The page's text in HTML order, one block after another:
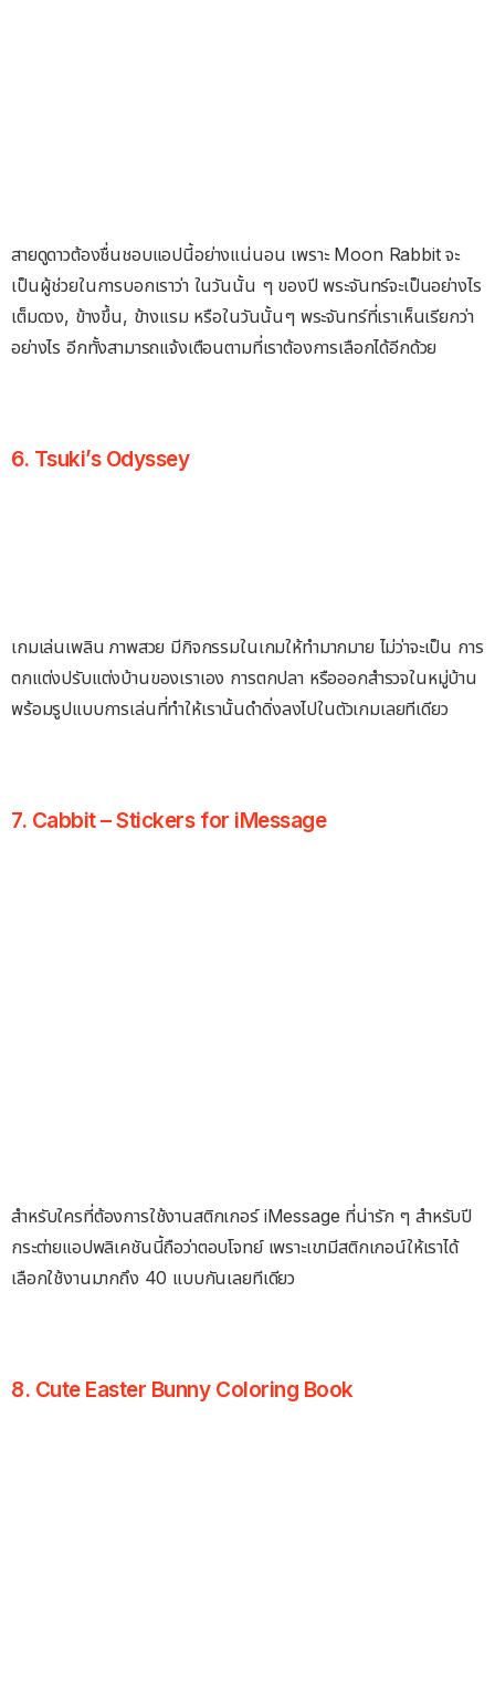
สายดูดาวต้องชื่นชอบแอปนี้อย่างแน่นอน เพราะ Moon Rabbit จะ
เป็นผู้ช่วยในการบอกเราว่า ในวันนั้น ๆ ของปี พระจันทร์จะเป็นอย่างไร
เต็มดวง, ข้างขึ้น, ข้างแรม หรือในวันนั้นๆ พระจันทร์ที่เราเห็นเรียกว่า
อย่างไร อีกทั้งสามารถแจ้งเตือนตามที่เราต้องการเลือกได้อีกด้วย
6. Tsuki’s Odyssey
เกมเล่นเพลิน ภาพสวย มีกิจกรรมในเกมให้ทำมากมาย ไม่ว่าจะเป็น การ
ตกแต่งปรับแต่งบ้านของเราเอง การตกปลา หรือออกสำรวจในหมู่บ้าน
พร้อมรูปแบบการเล่นที่ทำให้เรานั้นดำดิ่งลงไปในตัวเกมเลยทีเดียว
7. Cabbit – Stickers for iMessage
สำหรับใครที่ต้องการใช้งานสติกเกอร์ iMessage ที่น่ารัก ๆ สำหรับปี
กระต่ายแอปพลิเคชันนี้ถือว่าตอบโจทย์ เพราะเขามีสติกเกอน์ให้เราได้
เลือกใช้งานมากถึง 40 แบบกันเลยทีเดียว
8. Cute Easter Bunny Coloring Book